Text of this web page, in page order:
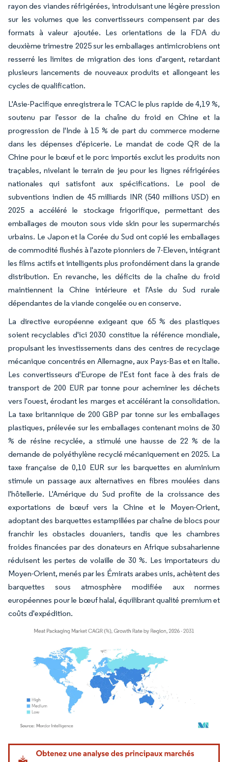
rayon des viandes réfrigérées, introduisant une légère pression
sur les volumes que les convertisseurs compensent par des
formats à valeur ajoutée. Les orientations de la FDA du
deuxième trimestre 2025 sur les emballages antimicrobiens ont
resserré les limites de migration des ions d'argent, retardant
plusieurs lancements de nouveaux produits et allongeant les
cycles de qualification.
L'Asie-Pacifique enregistrera le TCAC le plus rapide de 4,19 %,
soutenu par l'essor de la chaîne du froid en Chine et la
progression de l'Inde à 15 % de part du commerce moderne
dans les dépenses d'épicerie. Le mandat de code QR de la
Chine pour le bœuf et le porc importés exclut les produits non
traçables, nivelant le terrain de jeu pour les lignes réfrigérées
nationales qui satisfont aux spécifications. Le pool de
subventions indien de 45 milliards INR (540 millions USD) en
2025 a accéléré le stockage frigorifique, permettant des
emballages de mouton sous vide skin pour les supermarchés
urbains. Le Japon et la Corée du Sud ont copié les emballages
de commodité flushés à l'azote pionniers de 7-Eleven, intégrant
les films actifs et intelligents plus profondément dans la grande
distribution. En revanche, les déficits de la chaîne du froid
maintiennent la Chine intérieure et l'Asie du Sud rurale
dépendantes de la viande congelée ou en conserve.
La directive européenne exigeant que 65 % des plastiques
soient recyclables d'ici 2030 constitue la référence mondiale,
propulsant les investissements dans des centres de recyclage
mécanique concentrés en Allemagne, aux Pays-Bas et en Italie.
Les convertisseurs d'Europe de l'Est font face à des frais de
transport de 200 EUR par tonne pour acheminer les déchets
vers l'ouest, érodant les marges et accélérant la consolidation.
La taxe britannique de 200 GBP par tonne sur les emballages
plastiques, prélevée sur les emballages contenant moins de 30
% de résine recyclée, a stimulé une hausse de 22 % de la
demande de polyéthylène recyclé mécaniquement en 2025. La
taxe française de 0,10 EUR sur les barquettes en aluminium
stimule un passage aux alternatives en fibres moulées dans
l'hôtellerie. L'Amérique du Sud profite de la croissance des
exportations de bœuf vers la Chine et le Moyen-Orient,
adoptant des barquettes estampillées par chaîne de blocs pour
franchir les obstacles douaniers, tandis que les chambres
froides financées par des donateurs en Afrique subsaharienne
réduisent les pertes de volaille de 30 %. Les importateurs du
Moyen-Orient, menés par les Émirats arabes unis, achètent des
barquettes sous atmosphère modifiée aux normes
européennes pour le bœuf halal, équilibrant qualité premium et
coûts d'expédition.
Image © Mordor Intelligence. La réutilisation nécessite une attribution sous CC BY